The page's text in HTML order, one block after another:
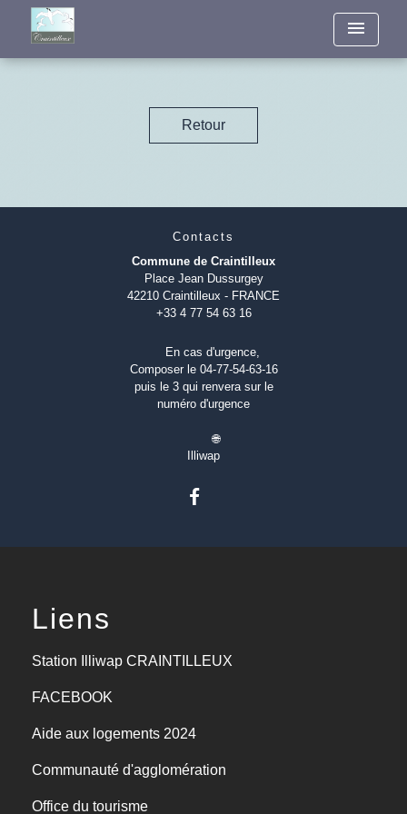
menu
Retour
Contacts
Commune de Craintilleux
Place Jean Dussurgey
42210 Craintilleux - FRANCE
+33 4 77 54 63 16
En cas d'urgence,
Composer le 04-77-54-63-16
puis le 3 qui renvera sur le
numéro d'urgence
🌐
Illiwap
Liens
Station Illiwap CRAINTILLEUX
FACEBOOK
Aide aux logements 2024
Communauté d'agglomération
Office du tourisme